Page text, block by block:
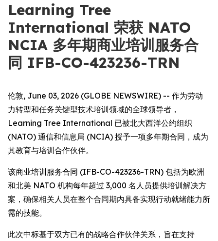
Learning Tree
International 荣获 NATO
NCIA 多年期商业培训服务合
同 IFB-CO-423236-TRN
伦敦, June 03, 2026 (GLOBE NEWSWIRE) -- 作为劳动
力转型和任务关键型技术培训领域的全球领导者，
Learning Tree International 已被北大西洋公约组织
(NATO) 通信和信息局 (NCIA) 授予一项多年期合同，成为
其教育与培训合作伙伴。
该商业培训服务合同 (IFB-CO-423236-TRN) 包括为欧洲
和北美 NATO 机构每年超过 3,000 名人员提供培训解决方
案，确保相关人员在整个合同期内具备实现行动就绪能力所
需的技能。
此次中标基于双方已有的战略合作伙伴关系，旨在支持